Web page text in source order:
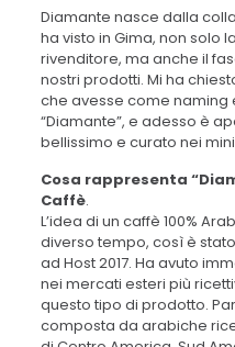
Diamante nasce dalla
ha visto in Gima, non solo
rivenditore, ma anche il
nostri prodotti. Mi ha
che avesse come naming
“Diamante”, e adesso è
bellissimo e curato nei
Cosa rappresenta
Caffè.
L’idea di un caffè 100%
diverso tempo, così è
ad Host 2017. Ha avuto
nei mercati esteri più
questo tipo di prodotto.
composta da arabiche